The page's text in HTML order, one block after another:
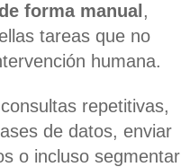
forma manual ,
tareas que no
humana.
repetitivas,
de datos, enviar
o incluso segmentar